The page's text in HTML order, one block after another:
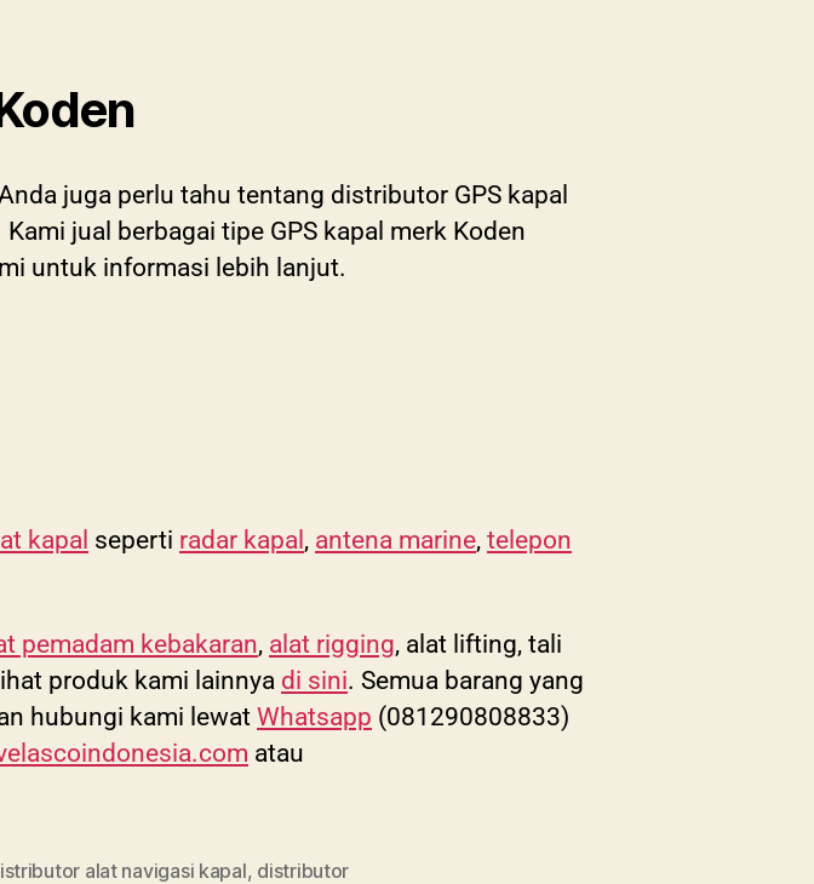
juga perlu tahu tentang distributor GPS kapal
jual berbagai tipe GPS kapal merk Koden
untuk informasi lebih lanjut.
kapal seperti radar kapal , antena marine, telepon
pemadam kebakaran, alat rigging, alat lifting, tali
produk kami lainnya di sini. Semua barang yang
hubungi kami lewat Whatsapp (081290808833)
atau
alat navigasi kapal, distributor